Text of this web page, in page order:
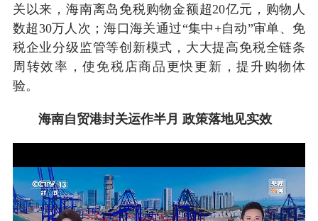
关以来，海南离岛免税购物金额超20亿元，购物人
数超30万人次；海口海关通过“集中+自动”审单、免
税企业分级监管等创新模式，大大提高免税全链条
周转效率，使免税店商品更快更新，提升购物体
验。
海南自贸港封关运作半月 政策落地见实效